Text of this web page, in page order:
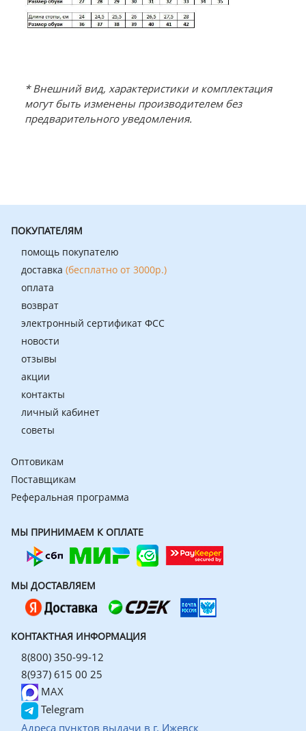
* Внешний вид, характеристики и комплектация
могут быть изменены производителем без
предварительного уведомления.
ПОКУПАТЕЛЯМ
помощь покупателю
доставка (бесплатно от 3000р.)
оплата
возврат
электронный сертификат ФСС
новости
отзывы
акции
контакты
личный кабинет
советы
Оптовикам
Поставщикам
Реферальная программа
МЫ ПРИНИМАЕМ К ОПЛАТЕ
МЫ ДОСТАВЛЯЕМ
КОНТАКТНАЯ ИНФОРМАЦИЯ
8(800) 350-99-12
8(937) 615 00 25
MAX
Telegram
Адреса пунктов выдачи в г. Ижевск